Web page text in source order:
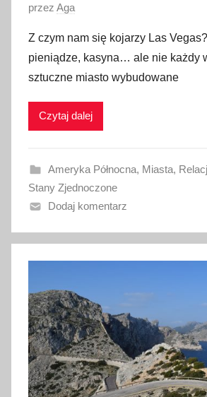
O
u
b
l
i
a
n
o
1
l
s
t
o
p
a
d
przez Aga
Z czym nam się kojarzy Las
pieniądze, kasyna… ale nie każdy
sztuczne miasto wybudowane
Czytaj dalej
Ameryka Północna, Miasta,
Stany Zjednoczone
Dodaj komentarz